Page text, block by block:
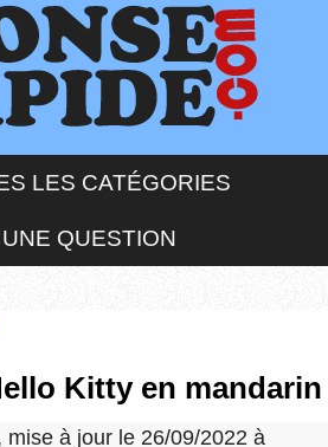
LES CATÉGORIES
QUESTION
Kitty en mandarin
mise à jour le 26/09/2022 à